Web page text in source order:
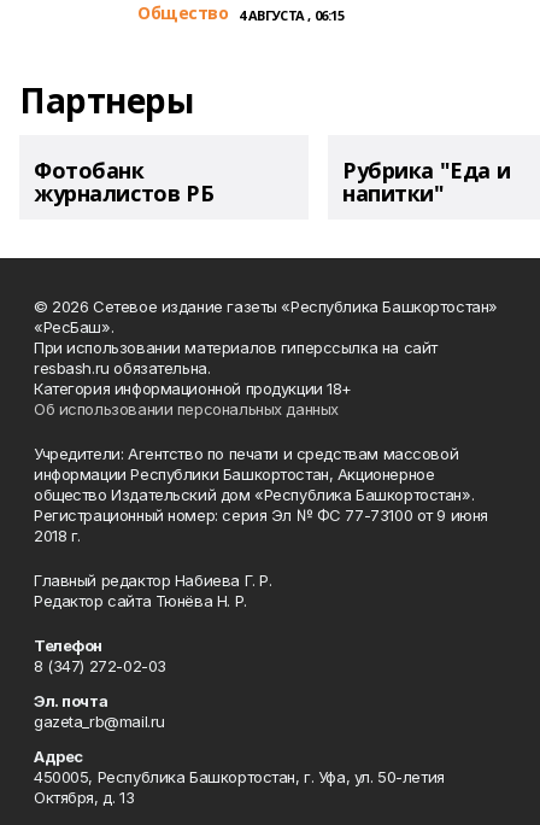
Общество 4 АВГУСТА , 06:15
Партнеры
Фотобанк
журналистов РБ
Рубрика "Еда и
напитки"
© 2026 Сетевое издание газеты «Республика Башкортостан»
«РесБаш».
При использовании материалов гиперссылка на сайт
resbash.ru обязательна.
Категория информационной продукции 18+
Об использовании персональных данных
Учредители: Агентство по печати и средствам массовой
информации Республики Башкортостан, Акционерное
общество Издательский дом «Республика Башкортостан».
Регистрационный номер: серия Эл № ФС 77-73100 от 9 июня
2018 г.
Главный редактор Набиева Г. Р.
Редактор сайта Тюнёва Н. Р.
Телефон
8 (347) 272-02-03
Эл. почта
gazeta_rb@mail.ru
Адрес
450005, Республика Башкортостан, г. Уфа, ул. 50-летия
Октября, д. 13